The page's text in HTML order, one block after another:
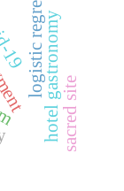
logistic regressionhotel gastronomysacred site